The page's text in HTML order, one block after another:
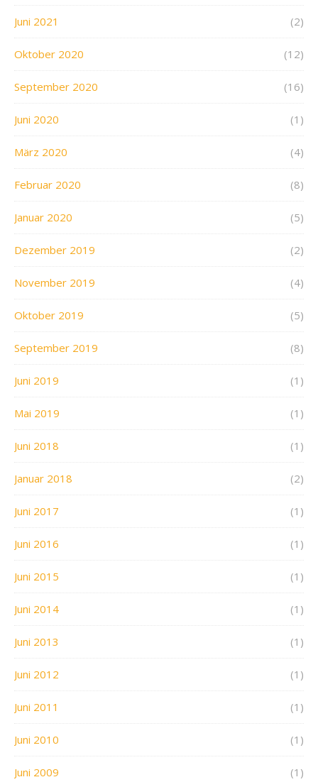
Juni 2021 (2)
Oktober 2020 (12)
September 2020 (16)
Juni 2020 (1)
März 2020 (4)
Februar 2020 (8)
Januar 2020 (5)
Dezember 2019 (2)
November 2019 (4)
Oktober 2019 (5)
September 2019 (8)
Juni 2019 (1)
Mai 2019 (1)
Juni 2018 (1)
Januar 2018 (2)
Juni 2017 (1)
Juni 2016 (1)
Juni 2015 (1)
Juni 2014 (1)
Juni 2013 (1)
Juni 2012 (1)
Juni 2011 (1)
Juni 2010 (1)
Juni 2009 (1)